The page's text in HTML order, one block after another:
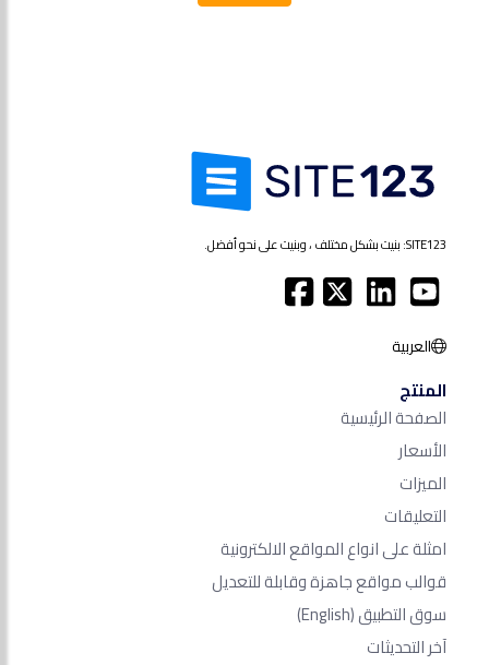
SITE123: بنيت بشكل مختلف ، وبنيت على نحو أفضل.
العربية
المنتج
الصفحة الرئيسية
الأسعار
الميزات
التعليقات
امثلة على انواع المواقع الالكترونية
قوالب مواقع جاهزة وقابلة للتعديل
سوق التطبيق(English)
آخر التحديثات